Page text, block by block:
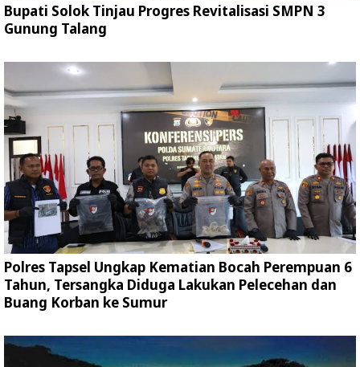
Bupati Solok Tinjau Progres Revitalisasi SMPN 3
Gunung Talang
Polres Tapsel Ungkap Kematian Bocah Perempuan 6
Tahun, Tersangka Diduga Lakukan Pelecehan dan
Buang Korban ke Sumur